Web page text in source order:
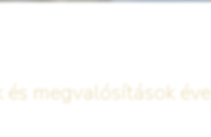
megvalósítások éve